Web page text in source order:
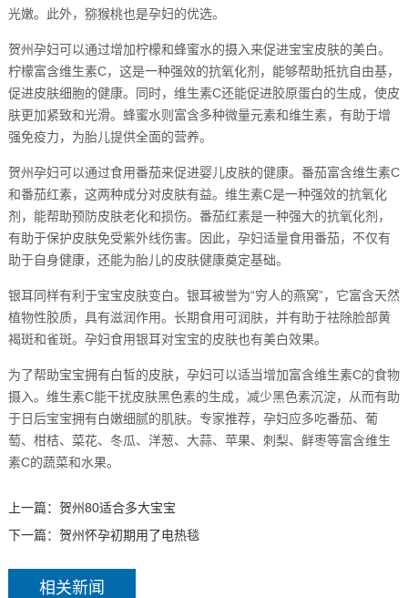
光嫩。此外，猕猴桃也是孕妇的优选。
贺州孕妇可以通过增加柠檬和蜂蜜水的摄入来促进宝宝皮肤的美白。
柠檬富含维生素C，这是一种强效的抗氧化剂，能够帮助抵抗自由基，
促进皮肤细胞的健康。同时，维生素C还能促进胶原蛋白的生成，使皮
肤更加紧致和光滑。蜂蜜水则富含多种微量元素和维生素，有助于增
强免疫力，为胎儿提供全面的营养。
贺州孕妇可以通过食用番茄来促进婴儿皮肤的健康。番茄富含维生素C
和番茄红素，这两种成分对皮肤有益。维生素C是一种强效的抗氧化
剂，能帮助预防皮肤老化和损伤。番茄红素是一种强大的抗氧化剂，
有助于保护皮肤免受紫外线伤害。因此，孕妇适量食用番茄，不仅有
助于自身健康，还能为胎儿的皮肤健康奠定基础。
银耳同样有利于宝宝皮肤变白。银耳被誉为“穷人的燕窝”，它富含天然
植物性胶质，具有滋润作用。长期食用可润肤，并有助于祛除脸部黄
褐斑和雀斑。孕妇食用银耳对宝宝的皮肤也有美白效果。
为了帮助宝宝拥有白皙的皮肤，孕妇可以适当增加富含维生素C的食物
摄入。维生素C能干扰皮肤黑色素的生成，减少黑色素沉淀，从而有助
于日后宝宝拥有白嫩细腻的肌肤。专家推荐，孕妇应多吃番茄、葡
萄、柑桔、菜花、冬瓜、洋葱、大蒜、苹果、刺梨、鲜枣等富含维生
素C的蔬菜和水果。
上一篇： 贺州80适合多大宝宝
下一篇： 贺州怀孕初期用了电热毯
相关新闻